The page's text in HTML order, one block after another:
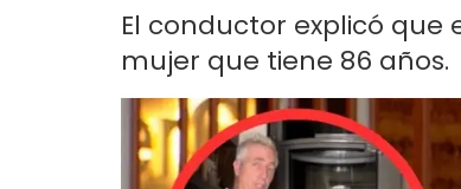
El conductor explicó
mujer que tiene 86 años.